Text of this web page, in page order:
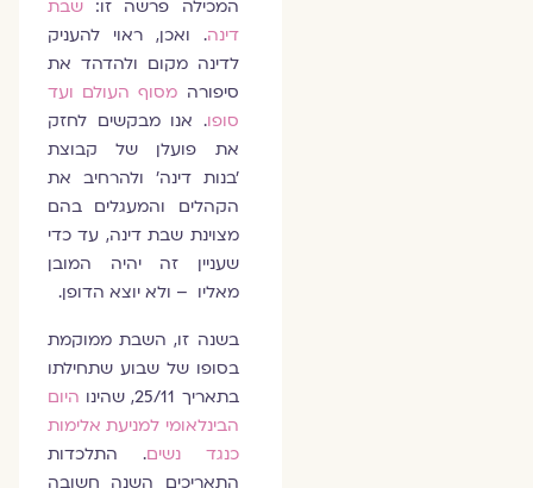
המכילה פרשה זו: שבת
דינה. ואכן, ראוי להעניק
לדינה מקום ולהדהד את
סיפורהמסוף העולם ועד
סופו. אנו מבקשים לחזק
את פועלן של קבוצת
'בנות דינה' ולהרחיב את
הקהלים והמעגלים בהם
מצוינת שבת דינה, עד כדי
שעניין זה יהיה המובן
מאליו – ולא יוצא הדופן.
בשנה זו, השבת ממוקמת
בסופו של שבוע שתחילתו
בתאריך 25/11, שהינו
היום
הבינלאומי למניעת אלימות
כנגד נשים. התלכדות
התאריכים השנה חשובה